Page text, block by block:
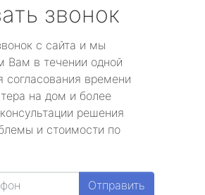
звонок
с сайта и мы
Вам в течении одной
согласования времени
на дом и более
решения
и стоимости по
Отправить